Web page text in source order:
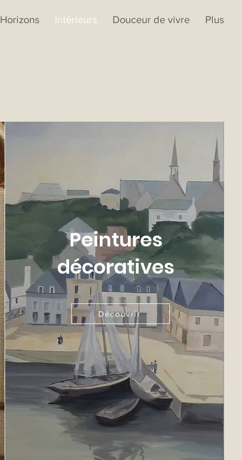
Horizons Intérieurs Douceur de vivre Plus
Peintures
décoratives
Découvrir